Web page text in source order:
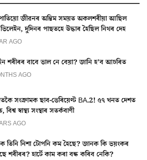
জীৱনৰ অন্তিম সময়ত অকলশৰীয়া আছিল
দুদিনৰ পাছতহে উদ্ধাৰ হৈছিল নিথৰ দেহ
AGO
শৰীৰৰ বাবে ভাল নে বেয়া? জানি হ’ব আচৰিত
AGO
সংক্ৰামক ছাব-ভেৰিয়েণ্ট BA.2! ৫৭ খনত দেশত
বিশ্ব স্বাস্থ্য সংস্থাৰ সতৰ্কবাণী
AGO
তিনি নিশা টোপনি কম হৈছে? জানক কি ভয়ংকৰ
শৰীৰৰ? হাৰ্টে কাম কৰা বন্ধ কৰিব নেকি?